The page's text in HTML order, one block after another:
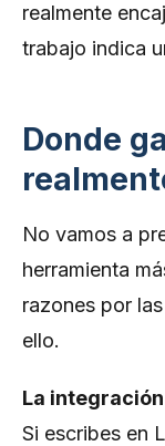
realmente
trabajo indica
Donde
No vamos a
herramienta
razones por
ello.
La
Si escribes en